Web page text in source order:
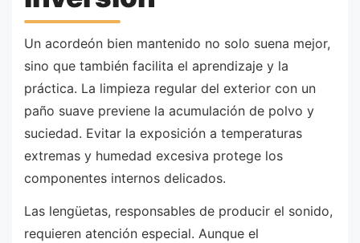
Un acordeón bien mantenido no solo suena mejor,
sino que también facilita el aprendizaje y la
práctica. La limpieza regular del exterior con un
paño suave previene la acumulación de polvo y
suciedad. Evitar la exposición a temperaturas
extremas y humedad excesiva protege los
componentes internos delicados.
Las lengüetas, responsables de producir el sonido,
requieren atención especial. Aunque el